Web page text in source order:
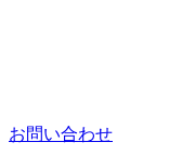
お問い合わせ